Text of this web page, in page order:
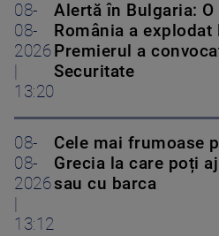
08-
08-
2026
13:20
Alertă în Bulgaria:
România a
Premierul a
Securitate
08-
08-
2026
13:12
Cele mai frumoase
Grecia la care poți
sau cu barca